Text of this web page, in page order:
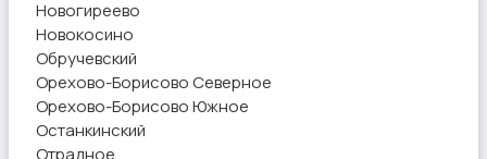
Новогиреево
Новокосино
Обручевский
Орехово-Борисово Северное
Орехово-Борисово Южное
Останкинский
Отрадное